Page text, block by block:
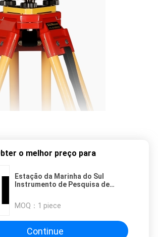
o melhor preço para
Estação da Marinha do Sul
Instrumento de Pesquisa de
com 574 canais rastreamento por
satélite e processador MT6753
MOQ： 1 piece
Continue